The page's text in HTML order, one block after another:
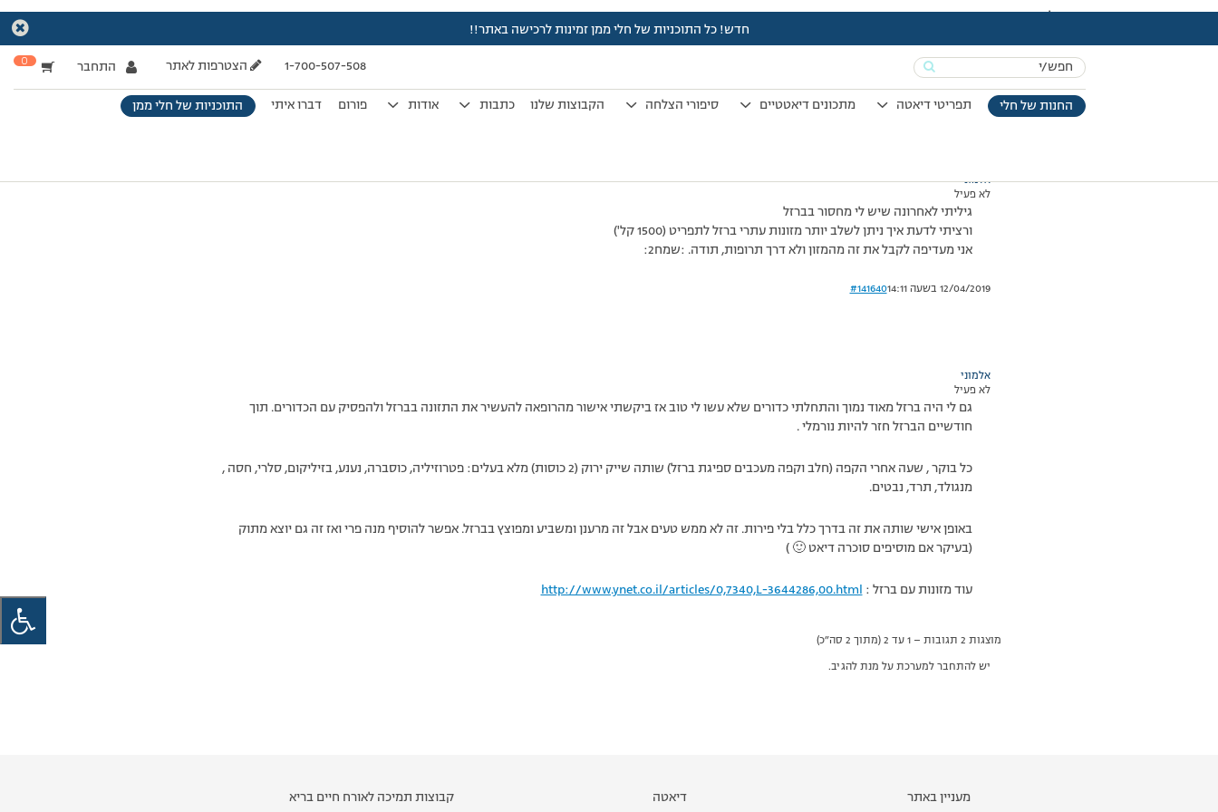
חדש! כל התוכניות של חלי ממן זמינות לרכישה באתר!!
Search
for:
1-700-507-508 הצטרפות לאתר התחבר 0
החנות של חלי תפריטי דיאטה מתכונים דיאטטיים סיפורי הצלחה הקבוצות שלנו כתבות אודות פורום דברו איתי התוכניות של חלי ממן
עמוד הבית>דיונים>פורום>ברזל
מוצגות 2 תגובות – 1 עד 2 (מתוך 2 סה״כ)
02/06/2014 בשעה 10:11
#141639
אלמוני
לא פעיל
גיליתי לאחרונה שיש לי מחסור בברזל
ורציתי לדעת איך ניתן לשלב יותר מזונות עתרי ברזל לתפריט (1500 קל')
אני מעדיפה לקבל את זה מהמזון ולא דרך תרופות, תודה. :שמח2:
12/04/2019 בשעה 14:11 #141640
אלמוני
לא פעיל
גם לי היה ברזל מאוד נמוך והתחלתי כדורים שלא עשו לי טוב אז ביקשתי אישור מהרופאה להעשיר את התזונה בברזל ולהפסיק עם הכדורים. תוך
חודשיים הברזל חזר להיות נורמלי .
כל בוקר , שעה אחרי הקפה (חלב וקפה מעכבים ספיגת ברזל) שותה שייק ירוק (2 כוסות) מלא בעלים: פטרוזיליה, כוסברה, נענע, בזיליקום, סלרי, חסה ,
מנגולד, תרד, נבטים.
באופן אישי שותה את זה בדרך כלל בלי פירות. זה לא ממש טעים אבל זה מרענן ומשביע ומפוצץ בברזל. אפשר להוסיף מנה פרי ואז זה גם יוצא מתוק
(בעיקר אם מוסיפים סוכרה דיאט 🙂 )
עוד מזונות עם ברזל : http://www.ynet.co.il/articles/0,7340,L-3644286,00.html
מוצגות 2 תגובות – 1 עד 2 (מתוך 2 סה״כ)
יש להתחבר למערכת על מנת להגיב.
מעניין באתר דיאטה קבוצות תמיכה לאורח חיים בריא